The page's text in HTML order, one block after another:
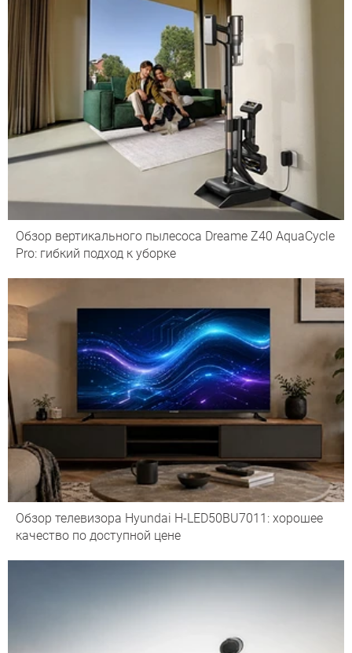
Обзор вертикального пылесоса Dreame Z40 AquaCycle
Pro: гибкий подход к уборке
Обзор телевизора Hyundai H-LED50BU7011: хорошее
качество по доступной цене